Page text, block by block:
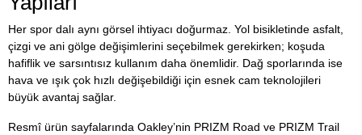
Her spor dalı aynı görsel ihtiyacı doğurmaz. Yol bisikletinde asfalt,
çizgi ve ani gölge değişimlerini seçebilmek gerekirken; koşuda
hafiflik ve sarsıntısız kullanım daha önemlidir. Dağ sporlarında ise
hava ve ışık çok hızlı değişebildiği için esnek cam teknolojileri
büyük avantaj sağlar.
Resmî ürün sayfalarında Oakley’nin PRIZM Road ve PRIZM Trail